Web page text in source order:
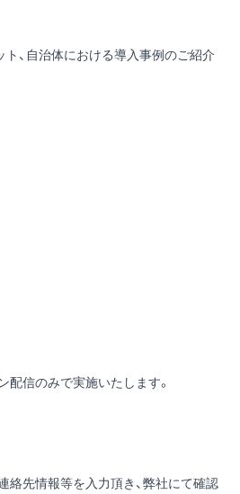
ト、自治体における導入事例のご紹介
信のみで実施いたします。
先情報等を入力頂き、弊社にて確認